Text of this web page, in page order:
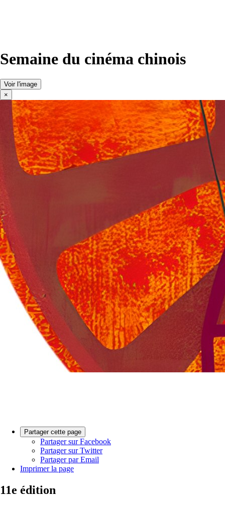
Semaine du cinéma chinois
Voir l'image
×
Partager cette page
Partager sur Facebook
Partager sur Twitter
Partager par Email
Imprimer la page
11e édition